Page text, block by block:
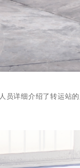
人员详细 介绍了转运站的